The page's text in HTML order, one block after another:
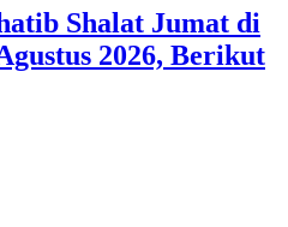
Shalat Jumat di
2026, Berikut